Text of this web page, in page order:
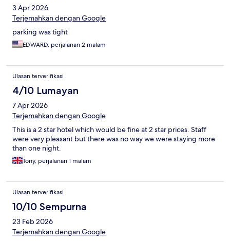
3 Apr 2026
Terjemahkan dengan Google
parking was tight
EDWARD, perjalanan 2 malam
Ulasan terverifikasi
4/10 Lumayan
7 Apr 2026
Terjemahkan dengan Google
This is a 2 star hotel which would be fine at 2 star prices. Staff
were very pleasant but there was no way we were staying more
than one night.
Tony, perjalanan 1 malam
Ulasan terverifikasi
10/10 Sempurna
23 Feb 2026
Terjemahkan dengan Google